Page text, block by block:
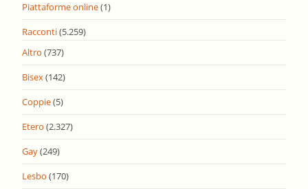
Piattaforme online(1)
Racconti(5.259)
Altro (737)
Bisex(142)
Coppie(5)
Etero (2.327)
Gay(249)
Lesbo (170)